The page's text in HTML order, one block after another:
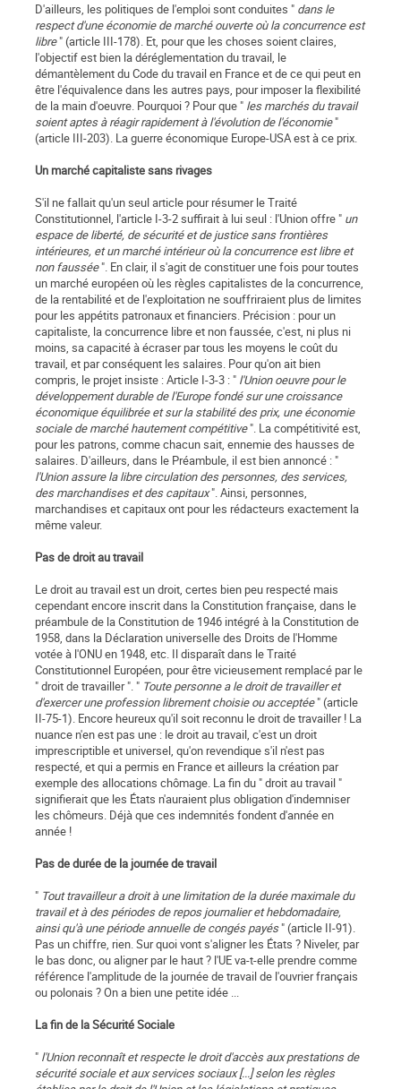
D'ailleurs, les politiques de l'emploi sont conduites " dans le
respect d'une économie de marché ouverte où la concurrence est
libre" (article III-178). Et, pour que les choses soient claires,
l'objectif est bien la déréglementation du travail, le
démantèlement du Code du travail en France et de ce qui peut en
être l'équivalence dans les autres pays, pour imposer la flexibilité
de la main d'oeuvre. Pourquoi ? Pour que " les marchés du travail
soient aptes à réagir rapidement à l'évolution de l'économie"
(article III-203). La guerre économique Europe-USA est à ce prix.
Un marché capitaliste sans rivages
S'il ne fallait qu'un seul article pour résumer le Traité
Constitutionnel, l'article I-3-2 suffirait à lui seul : l'Union offre " un
espace de liberté, de sécurité et de justice sans frontières
intérieures, et un marché intérieur où la concurrence est libre et
non faussée". En clair, il s'agit de constituer une fois pour toutes
un marché européen où les règles capitalistes de la concurrence,
de la rentabilité et de l'exploitation ne souffriraient plus de limites
pour les appétits patronaux et financiers. Précision : pour un
capitaliste, la concurrence libre et non faussée, c'est, ni plus ni
moins, sa capacité à écraser par tous les moyens le coût du
travail, et par conséquent les salaires. Pour qu'on ait bien
compris, le projet insiste : Article I-3-3 : " l'Union oeuvre pour le
développement durable de l'Europe fondé sur une croissance
économique équilibrée et sur la stabilité des prix, une économie
sociale de marché hautement compétitive". La compétitivité est,
pour les patrons, comme chacun sait, ennemie des hausses de
salaires. D'ailleurs, dans le Préambule, il est bien annoncé : "
l'Union assure la libre circulation des personnes, des services,
des marchandises et des capitaux". Ainsi, personnes,
marchandises et capitaux ont pour les rédacteurs exactement la
même valeur.
Pas de droit au travail
Le droit au travail est un droit, certes bien peu respecté mais
cependant encore inscrit dans la Constitution française, dans le
préambule de la Constitution de 1946 intégré à la Constitution de
1958, dans la Déclaration universelle des Droits de l'Homme
votée à l'ONU en 1948, etc. Il disparaît dans le Traité
Constitutionnel Européen, pour être vicieusement remplacé par le
" droit de travailler ". " Toute personne a le droit de travailler et
d'exercer une profession librement choisie ou acceptée" (article
II-75-1). Encore heureux qu'il soit reconnu le droit de travailler ! La
nuance n'en est pas une : le droit au travail, c'est un droit
imprescriptible et universel, qu'on revendique s'il n'est pas
respecté, et qui a permis en France et ailleurs la création par
exemple des allocations chômage. La fin du " droit au travail "
signifierait que les États n'auraient plus obligation d'indemniser
les chômeurs. Déjà que ces indemnités fondent d'année en
année !
Pas de durée de la journée de travail
" Tout travailleur a droit à une limitation de la durée maximale du
travail et à des périodes de repos journalier et hebdomadaire,
ainsi qu'à une période annuelle de congés payés" (article II-91).
Pas un chiffre, rien. Sur quoi vont s'aligner les États ? Niveler, par
le bas donc, ou aligner par le haut ? l'UE va-t-elle prendre comme
référence l'amplitude de la journée de travail de l'ouvrier français
ou polonais ? On a bien une petite idée ...
La fin de la Sécurité Sociale
" l'Union reconnaît et respecte le droit d'accès aux prestations de
sécurité sociale et aux services sociaux [...] selon les règles